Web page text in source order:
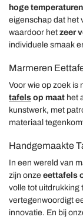
hoge temperaturen
eigenschap dat het
waardoor het zeer
individuele smaak
Marmeren
Voor wie op zoek is
tafels op maat het
kunstwerk, met
materiaal
Handgemaakte
In een wereld van
zijn onze eettafels
volle tot uitdrukking
vertegenwoordigt
innovatie. En bij